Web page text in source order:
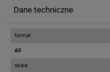
Dane techniczne
format
A3
skala